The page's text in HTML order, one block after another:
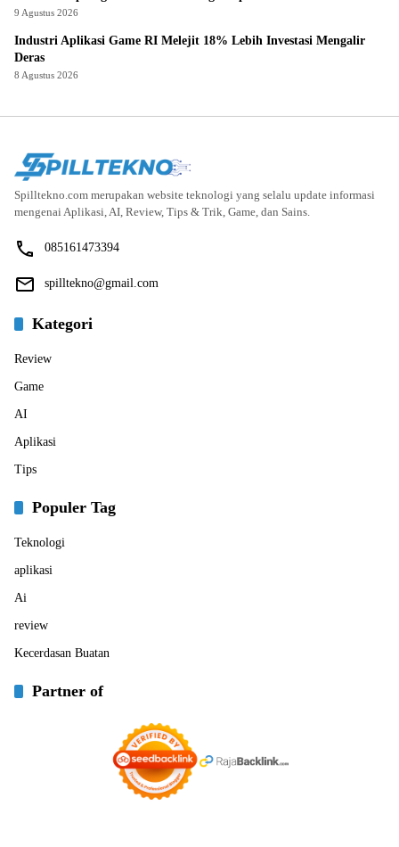
9 Agustus 2026
Industri Aplikasi Game RI Melejit 18% Lebih Investasi Mengalir
Deras
8 Agustus 2026
Spilltekno.com merupakan website teknologi yang selalu update informasi
mengenai Aplikasi, AI, Review, Tips & Trik, Game, dan Sains.
085161473394
spilltekno@gmail.com
Kategori
Review
Game
AI
Aplikasi
Tips
Populer Tag
Teknologi
aplikasi
Ai
review
Kecerdasan Buatan
Partner of